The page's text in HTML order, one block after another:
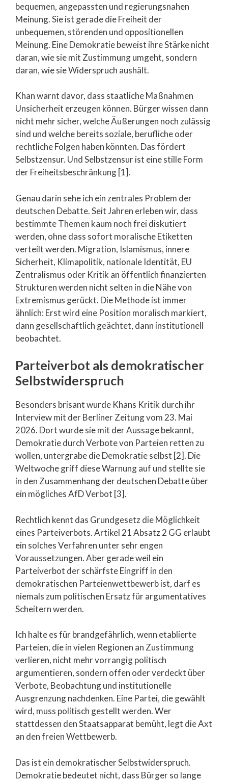
bequemen, angepassten und regierungsnahen
Meinung. Sie ist gerade die Freiheit der
unbequemen, störenden und oppositionellen
Meinung. Eine Demokratie beweist ihre Stärke nicht
daran, wie sie mit Zustimmung umgeht, sondern
daran, wie sie Widerspruch aushält.
Khan warnt davor, dass staatliche Maßnahmen
Unsicherheit erzeugen können. Bürger wissen dann
nicht mehr sicher, welche Äußerungen noch zulässig
sind und welche bereits soziale, berufliche oder
rechtliche Folgen haben könnten. Das fördert
Selbstzensur. Und Selbstzensur ist eine stille Form
der Freiheitsbeschränkung [1].
Genau darin sehe ich ein zentrales Problem der
deutschen Debatte. Seit Jahren erleben wir, dass
bestimmte Themen kaum noch frei diskutiert
werden, ohne dass sofort moralische Etiketten
verteilt werden. Migration, Islamismus, innere
Sicherheit, Klimapolitik, nationale Identität, EU
Zentralismus oder Kritik an öffentlich finanzierten
Strukturen werden nicht selten in die Nähe von
Extremismus gerückt. Die Methode ist immer
ähnlich: Erst wird eine Position moralisch markiert,
dann gesellschaftlich geächtet, dann institutionell
beobachtet.
Parteiverbot als demokratischer
Selbstwiderspruch
Besonders brisant wurde Khans Kritik durch ihr
Interview mit der Berliner Zeitung vom 23. Mai
2026. Dort wurde sie mit der Aussage bekannt,
Demokratie durch Verbote von Parteien retten zu
wollen, untergrabe die Demokratie selbst [2]. Die
Weltwoche griff diese Warnung auf und stellte sie
in den Zusammenhang der deutschen Debatte über
ein mögliches AfD Verbot [3].
Rechtlich kennt das Grundgesetz die Möglichkeit
eines Parteiverbots. Artikel 21 Absatz 2 GG erlaubt
ein solches Verfahren unter sehr engen
Voraussetzungen. Aber gerade weil ein
Parteiverbot der schärfste Eingriff in den
demokratischen Parteienwettbewerb ist, darf es
niemals zum politischen Ersatz für argumentatives
Scheitern werden.
Ich halte es für brandgefährlich, wenn etablierte
Parteien, die in vielen Regionen an Zustimmung
verlieren, nicht mehr vorrangig politisch
argumentieren, sondern offen oder verdeckt über
Verbote, Beobachtung und institutionelle
Ausgrenzung nachdenken. Eine Partei, die gewählt
wird, muss politisch gestellt werden. Wer
stattdessen den Staatsapparat bemüht, legt die Axt
an den freien Wettbewerb.
Das ist ein demokratischer Selbstwiderspruch.
Demokratie bedeutet nicht, dass Bürger so lange